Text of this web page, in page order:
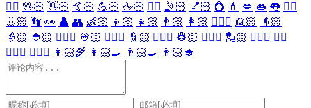
🖐🏻 🖖🏻 👋🏻 🤙🏻 💪🏻 🖕🏻 ✍🏻 🤳🏻 💅🏻 💍 💄 💋 👄 👅 👂🏻
👃🏻 👣 👀 👤 👥 👶🏻 👦🏻 👧🏻 👨🏻 👩🏻 👱🏻‍♀️ 👱🏻
👴🏻
👵🏻 👲🏻 👳🏻‍♀️ 👳🏻 👮🏻‍♀️ 👮🏻 👷🏻‍♀️ 👷🏻 💂🏻‍♀️ 💂🏻 🕵🏻‍♀️ 🕵🏻
👩🏻‍⚕️ 👨🏻‍⚕️ 👩🏻‍🌾 👩🏻‍🍳 👨🏻‍🍳 👩🏻‍🎓